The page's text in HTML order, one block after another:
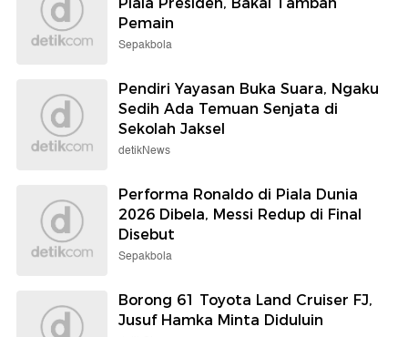
Pemain
Sepakbola
Pendiri Yayasan Buka Suara, Ngaku
Sedih Ada Temuan Senjata di
Sekolah Jaksel
detikNews
Performa Ronaldo di Piala Dunia
2026 Dibela, Messi Redup di Final
Disebut
Sepakbola
Borong 61 Toyota Land Cruiser FJ,
Jusuf Hamka Minta Diduluin